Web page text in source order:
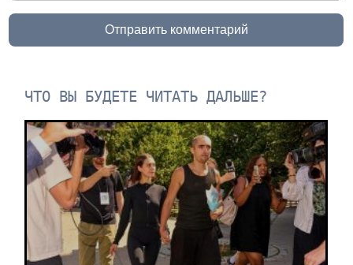
Отправить комментарий
ЧТО ВЫ БУДЕТЕ ЧИТАТЬ ДАЛЬШЕ?